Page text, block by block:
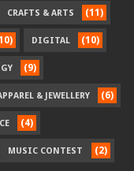
CRAFTS & ARTS (11)
DIGITAL (10)
(9)
& JEWELLERY (6)
(4)
MUSIC CONTEST (2)